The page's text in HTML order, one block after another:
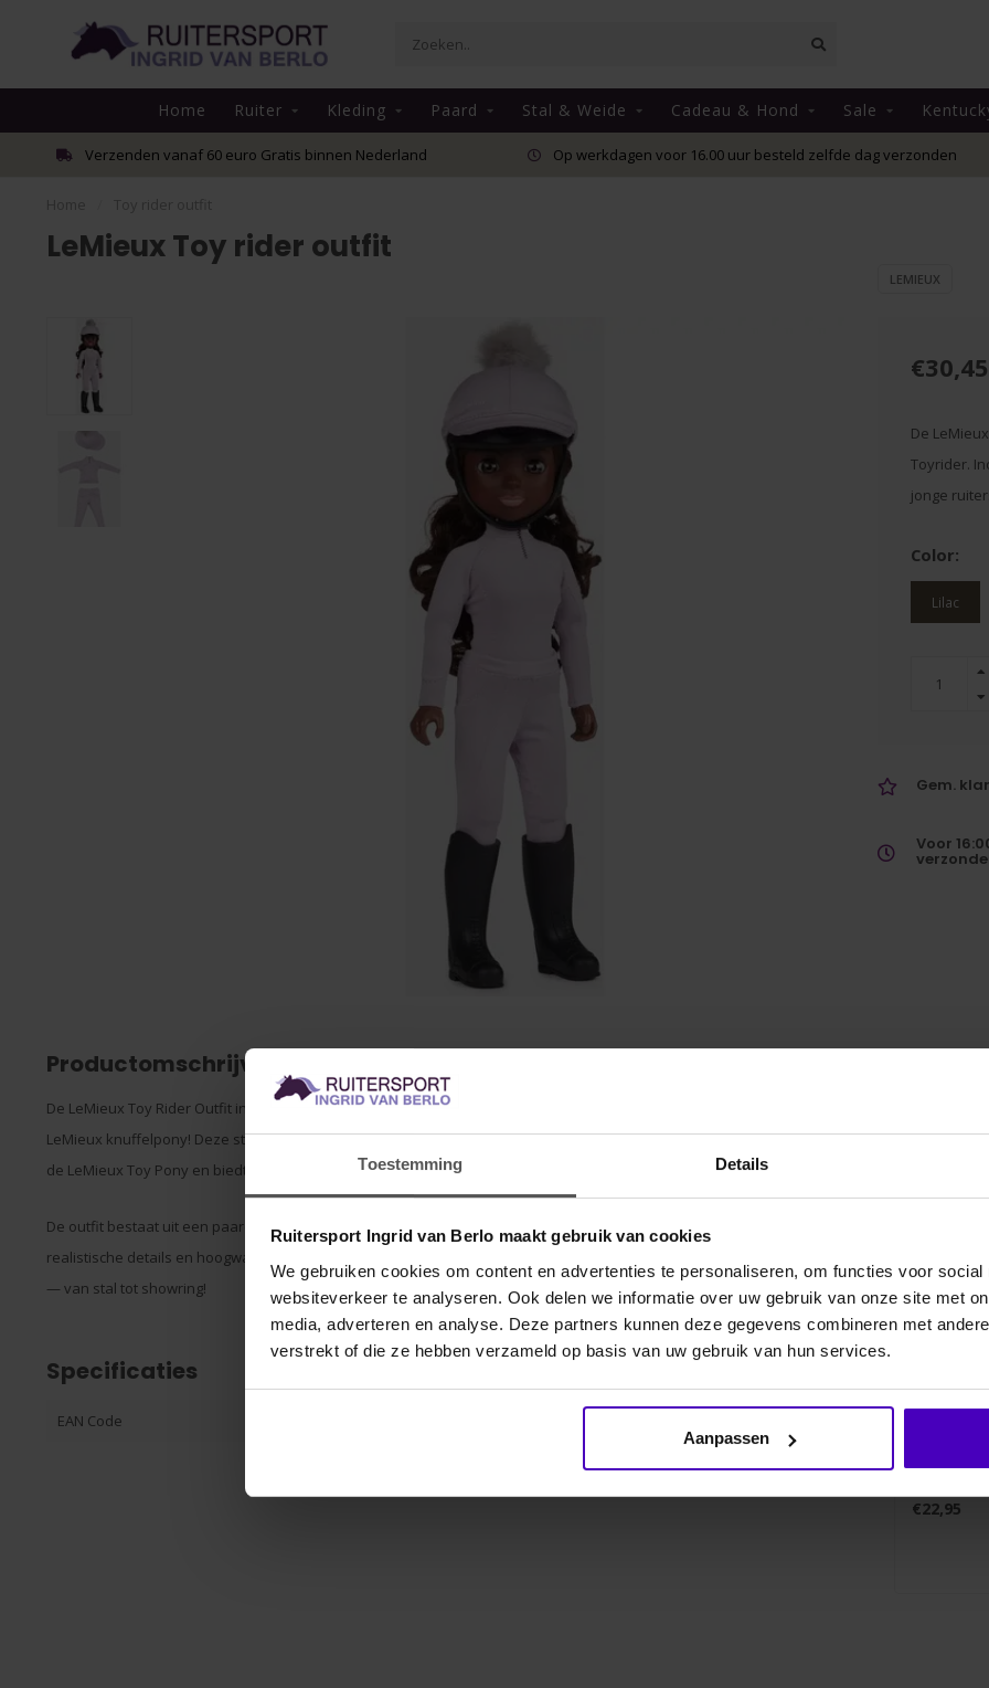
Toestemming Details
Ruitersport Ingrid van Berlo maakt gebruik van cookies
We gebruiken cookies om content en advertenties te personaliseren, om functies voor social
websiteverkeer te analyseren. Ook delen we informatie over uw gebruik van onze site met
media, adverteren en analyse. Deze partners kunnen deze gegevens combineren met
verstrekt of die ze hebben verzameld op basis van uw gebruik van hun services.
Aanpassen
Home Ruiter Kleding Paard Stal & Weide Cadeau & Hond Sale
Verzenden vanaf 60 euro Gratis binnen Nederland Op werkdagen voor 16.00 uur besteld zelfde dag verzonden
LeMieux Toy rider outfit
LEMIEUX
€30,45
De
Toyrider.
jonge
Color:
Lilac
Gem.
Voor
Productomschrijving
De LeMieux Toy Rider Outfit in Lilac is een onweerstaanbaar schattige set voor de kleine paardenliefhebber én hun
LeMieux knuffelpony! Deze stijlvolle ruiteroutfit in een zachte lila tint is tot in detail ontworpen om perfect te passen bij
de LeMieux Toy Pony en biedt eindeloos speelplezier.
De outfit bestaat uit een paardrijbroek, trui, rijlaarzen en cap, allemaal in het herkenbare LeMieux-design met
realistische details en hoogwaardige afwerking. Perfect om de mini-ruiter klaar te maken voor een dag vol avonturen
— van stal tot showring!
Specificaties
EAN Code
Toy
Prachtige
een echt
Perfect
€22,95